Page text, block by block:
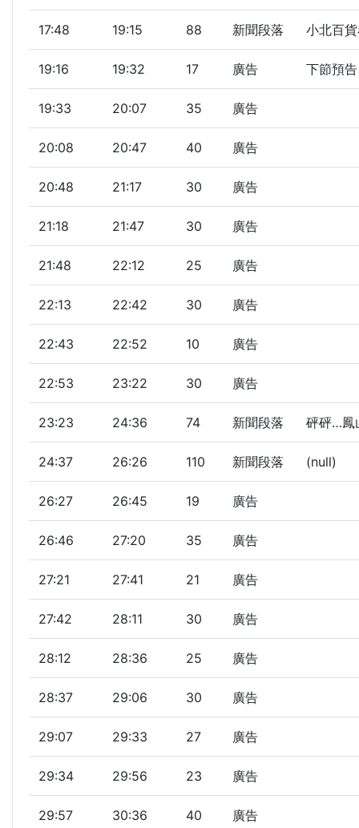
17:48 19:15 88 新聞段落 小北百
19:16 19:32 17 廣告 下節預告
19:33 20:07 35 廣告
20:08 20:47 40 廣告
20:48 21:17 30 廣告
21:18 21:47 30 廣告
21:48 22:12 25 廣告
22:13 22:42 30 廣告
22:43 22:52 10 廣告
22:53 23:22 30 廣告
23:23 24:36 74 新聞段落 砰砰…鳳
24:37 26:26 110 新聞段落 (null)
26:27 26:45 19 廣告
26:46 27:20 35 廣告
27:21 27:41 21 廣告
27:42 28:11 30 廣告
28:12 28:36 25 廣告
28:37 29:06 30 廣告
29:07 29:33 27 廣告
29:34 29:56 23 廣告
29:57 30:36 40 廣告